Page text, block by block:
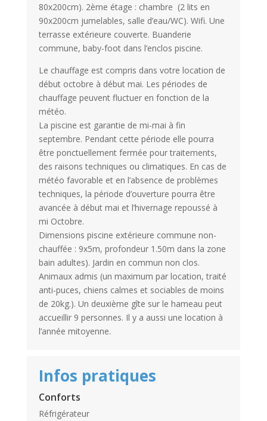
80x200cm). 2ème étage : chambre (2 lits en
90x200cm jumelables, salle d’eau/WC). Wifi. Une
terrasse extérieure couverte. Buanderie
commune, baby-foot dans l’enclos piscine.
Le chauffage est compris dans votre location de
début octobre à début mai. Les périodes de
chauffage peuvent fluctuer en fonction de la
météo.
La piscine est garantie de mi-mai à fin
septembre. Pendant cette période elle pourra
être ponctuellement fermée pour traitements,
des raisons techniques ou climatiques. En cas de
météo favorable et en l’absence de problèmes
techniques, la période d’ouverture pourra être
avancée à début mai et l’hivernage repoussé à
mi Octobre.
Dimensions piscine extérieure commune non-
chauffée : 9x5m, profondeur 1.50m dans la zone
bain adultes). Jardin en commun non clos.
Animaux admis (un maximum par location, traité
anti-puces, chiens calmes et sociables de moins
de 20kg.). Un deuxième gîte sur le hameau peut
accueillir 9 personnes. Il y a aussi une location à
l’année mitoyenne.
Infos pratiques
Conforts
Réfrigérateur